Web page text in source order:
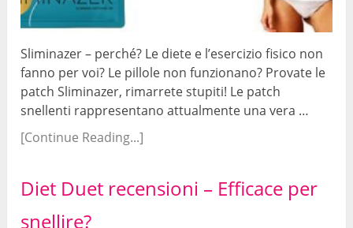
Sliminazer – perché? Le diete e l’esercizio fisico non
fanno per voi? Le pillole non funzionano? Provate le
patch Sliminazer, rimarrete stupiti! Le patch
snellenti rappresentano attualmente una vera …
[Continue Reading...]
Diet Duet recensioni – Efficace per
snellire?